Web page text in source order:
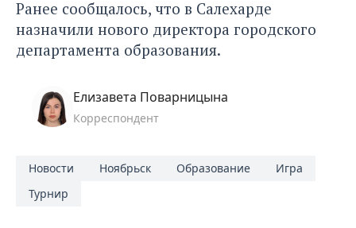
Ранее сообщалось, что в Салехарде
назначили нового директора городского
департамента образования.
Елизавета Поварницына
Корреспондент
Новости Ноябрьск Образование
Игра
Турнир